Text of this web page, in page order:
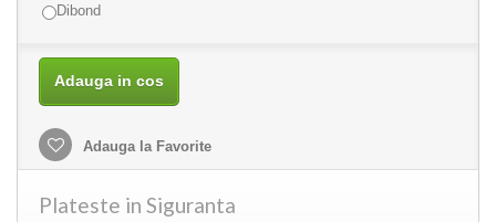
Dibond
Adauga in cos
Adauga la Favorite
Plateste in Siguranta